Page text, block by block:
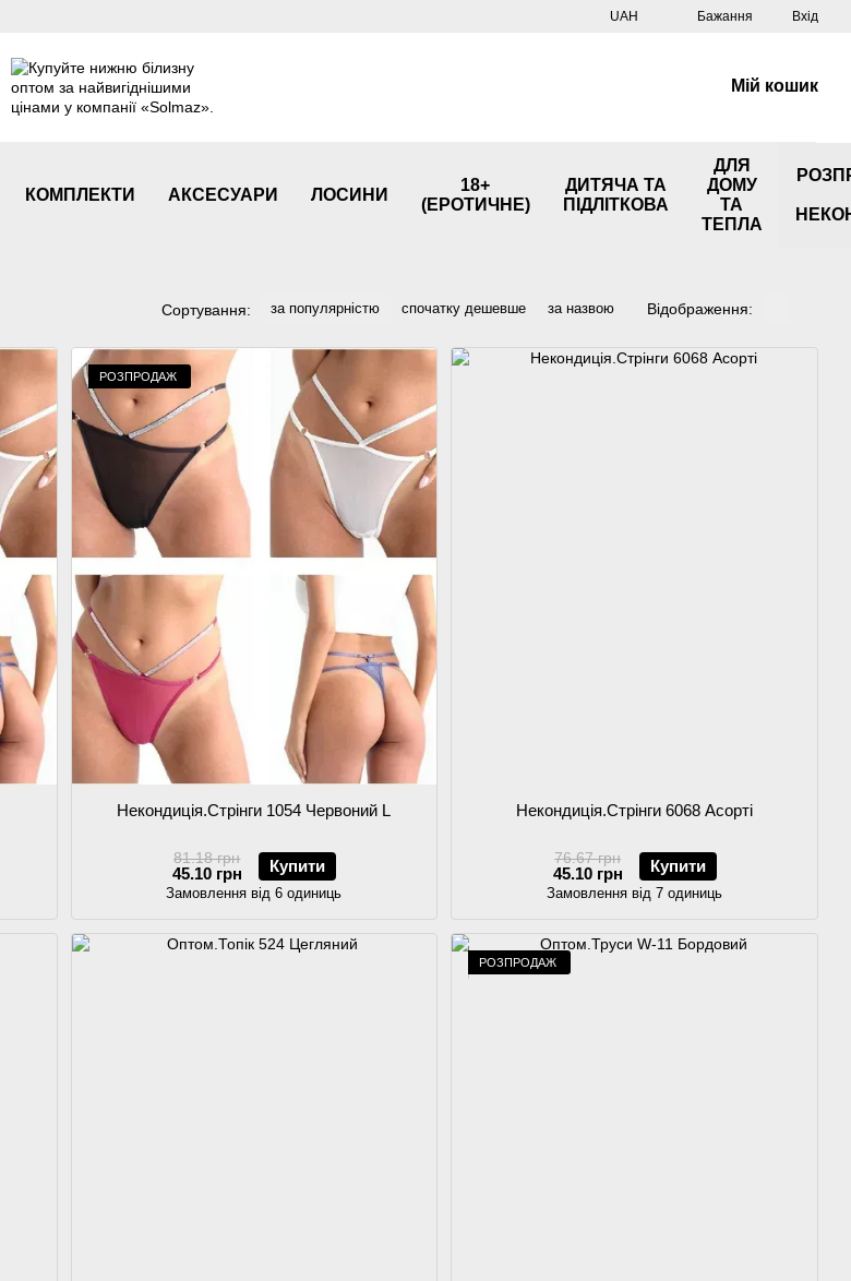
UAH Бажання Вхід
Мій кошик
КОМПЛЕКТИ АКСЕСУАРИ ЛОСИНИ
18+
(ЕРОТИЧНЕ)
ДИТЯЧА ТА
ПІДЛІТКОВА
ДЛЯ
ДОМУ
ТА
ТЕПЛА
Сортування: за популярністю спочатку дешевше за назвою Відображення:
РОЗПРОДАЖ
Некондиція.Стрінги 1054 Червоний L
81.18 грн
45.10 грн Купити
Замовлення від 6 одиниць
Некондиція.Стрінги 6068 Асорті
76.67 грн
45.10 грн Купити
Замовлення від 7 одиниць
РОЗПРОДАЖ